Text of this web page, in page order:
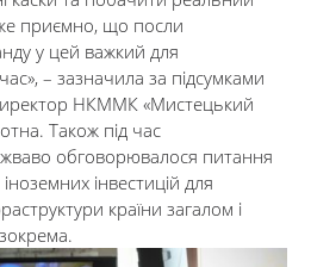
приємно, що посли
у цей важкий для
– зазначила за підсумками
НКММК «Мистецький
Також під час
жваво обговорювалося питання
інвестицій для
країни загалом і